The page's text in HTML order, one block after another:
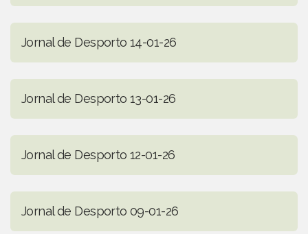
Jornal de Desporto 14-01-26
Jornal de Desporto 13-01-26
Jornal de Desporto 12-01-26
Jornal de Desporto 09-01-26